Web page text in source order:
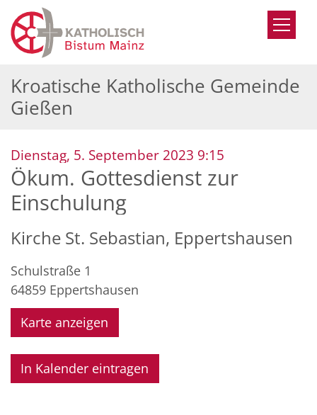
Zum Inhalt springen
Kroatische Katholische Gemeinde
Gießen
Dienstag, 5. September 2023 9:15
Ökum. Gottesdienst zur
Einschulung
Kirche St. Sebastian, Eppertshausen
Schulstraße 1
64859 Eppertshausen
Karte anzeigen
In Kalender eintragen